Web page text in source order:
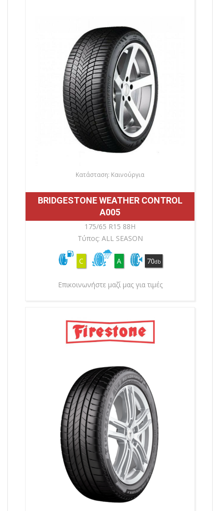
Κατάσταση: Καινούργια
BRIDGESTONE WEATHER CONTROL
A005
175/65 R15 88H
Τύπος: ALL SEASON
C A 70db
Επικοινωνήστε μαζί μας για τιμές